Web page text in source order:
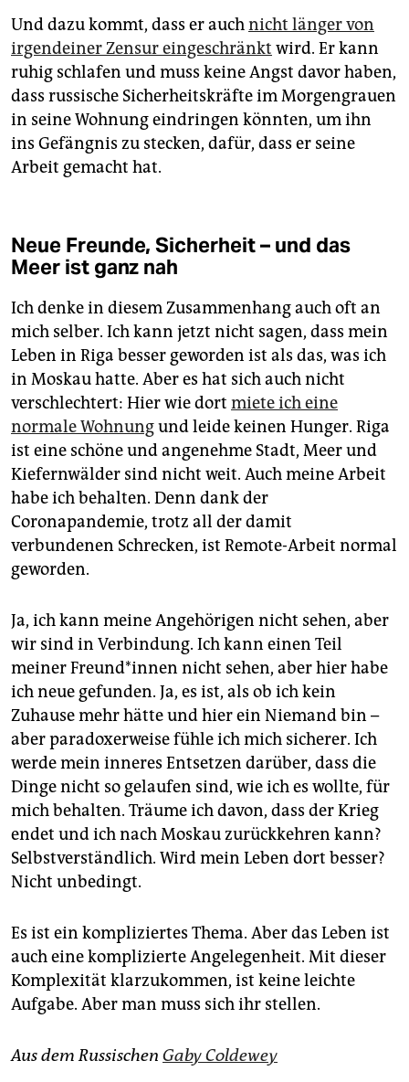
Und dazu kommt, dass er auchnicht länger von
irgendeiner Zensur eingeschränkt wird. Er kann
ruhig schlafen und muss keine Angst davor haben,
dass russische Sicherheitskräfte im Morgengrauen
in seine Wohnung eindringen könnten, um ihn
ins Gefängnis zu stecken, dafür, dass er seine
Arbeit gemacht hat.
Neue Freunde, Sicherheit – und das
Meer ist ganz nah
Ich denke in diesem Zusammenhang auch oft an
mich selber. Ich kann jetzt nicht sagen, dass mein
Leben in Riga besser geworden ist als das, was ich
in Moskau hatte. Aber es hat sich auch nicht
verschlechtert: Hier wie dort miete ich eine
normale Wohnungund leide keinen Hunger. Riga
ist eine schöne und angenehme Stadt, Meer und
Kiefernwälder sind nicht weit. Auch meine Arbeit
habe ich behalten. Denn dank der
Coronapandemie, trotz all der damit
verbundenen Schrecken, ist Remote-Arbeit normal
geworden.
Ja, ich kann meine Angehörigen nicht sehen, aber
wir sind in Verbindung. Ich kann einen Teil
meiner Freun­d*in­nen nicht sehen, aber hier habe
ich neue gefunden. Ja, es ist, als ob ich kein
Zuhause mehr hätte und hier ein Niemand bin –
aber paradoxerweise fühle ich mich sicherer. Ich
werde mein inneres Entsetzen darüber, dass die
Dinge nicht so gelaufen sind, wie ich es wollte, für
mich behalten. Träume ich davon, dass der Krieg
endet und ich nach Moskau zurückkehren kann?
Selbstverständlich. Wird mein Leben dort besser?
Nicht unbedingt.
Es ist ein kompliziertes Thema. Aber das Leben ist
auch eine komplizierte Angelegenheit. Mit dieser
Komplexität klarzukommen, ist keine leichte
Aufgabe. Aber man muss sich ihr stellen.
Aus dem Russischen Gaby Coldewey